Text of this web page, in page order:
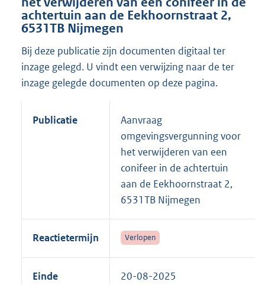
achtertuin aan de Eekhoornstraat 2,
6531TB Nijmegen
Bij deze publicatie zijn documenten digitaal ter
inzage gelegd. U vindt een verwijzing naar de ter
inzage gelegde documenten op deze pagina.
Publicatie
Aanvraag
omgevingsvergunning voor
het verwijderen van een
conifeer in de achtertuin
aan de Eekhoornstraat 2,
6531TB Nijmegen
Reactietermijn Verlopen
Einde
20-08-2025